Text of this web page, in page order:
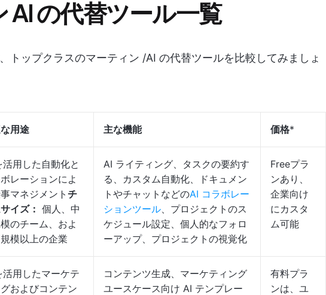
AI の代替ツール一覧
トップクラスのマーティン /AI の代替ツールを比較してみましょ
用途 主な機能 価格*
活用した自動化と
レーションによ
マネジメント チ
イズ： 個人、中
のチーム、およ
模以上の企業
AI ライティング、タスクの要約す
る、カスタム自動化、ドキュメン
トやチャットなどのAI コラボレー
ションツール、プロジェクトのス
ケジュール設定、個人的なフォロ
ーアップ、プロジェクトの視覚化
Freeプラ
ンあり、
企業向け
にカスタ
ム可能
活用したマーケテ
およびコンテン
コンテンツ生成、マーケティング
ユースケース向け AI テンプレー
有料プラ
ンは、ユ